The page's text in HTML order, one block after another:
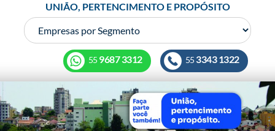
UNIÃO, PERTENCIMENTO E PROPÓSITO
55 3343 1322
55 9687 3312